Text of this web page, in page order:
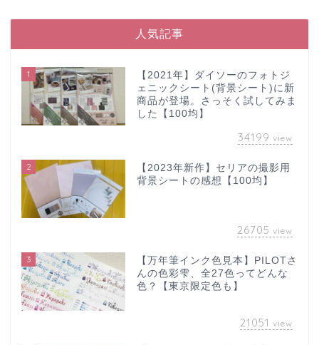
人気記事
1
【2021年】ダイソーのフォトジ
ェニックシート(背景シート)に新
商品が登場。さっそく試してみま
した【100均】
34199 view
2
【2023年新作】セリアの撮影用
背景シートの感想【100均】
26705 view
3
【万年筆インク色見本】PILOTさ
んの色彩雫、全27色ってどんな
色？【東京限定色も】
21051 view